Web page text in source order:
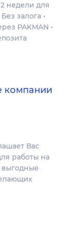
недели для
залога •
PAKMAN •
компании
Вас
работы на